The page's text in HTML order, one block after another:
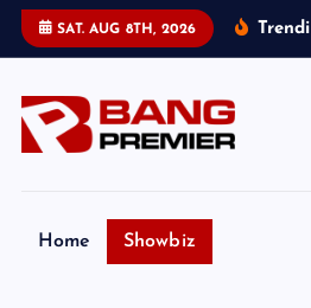
SAT. AUG 8TH, 2026
Home Showbiz